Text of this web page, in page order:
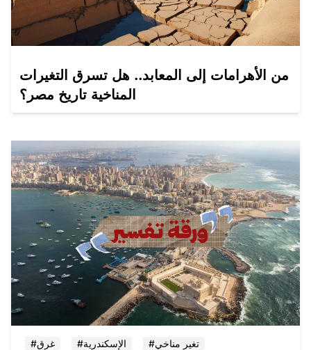
من الأهرامات إلى المعابد.. هل تسرق التغيرات
المناخية تاريخ مصر؟
#غرق #الإسكندرية #تغير مناخي